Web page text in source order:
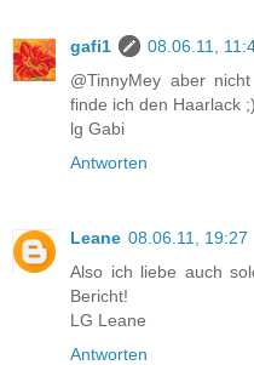
gafi1
08.06.11,
@TinnyMey aber
finde ich den Haarlack
lg Gabi
Antworten
Leane 08.06.11, 19:27
Also ich liebe auch
Bericht!
LG Leane
Antworten